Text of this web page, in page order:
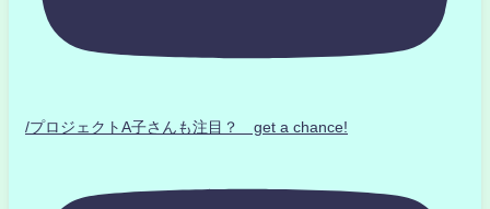
/プロジェクトA子さんも注目？ get a chance!